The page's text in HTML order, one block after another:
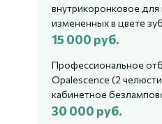
внутрикоронковое для
измененных в цвете
15 000 руб.
Профессиональное
Opalescence (2
кабинетное
30 000 руб.